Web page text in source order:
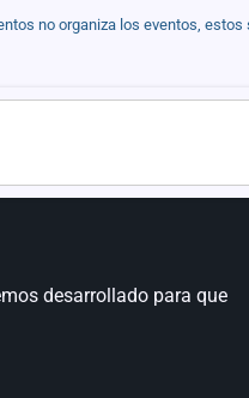
no organiza los eventos,
desarrollado para que